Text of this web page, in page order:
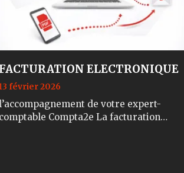
FACTURATION ELECTRONIQUE
février 2026
de votre expert-
comptable Compta2e La facturation